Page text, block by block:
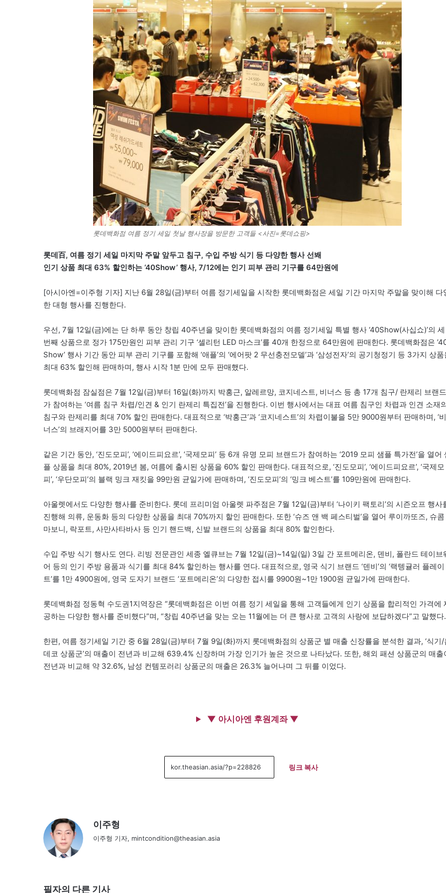
롯데백화점 여름 정기 세일 첫날 행사장을 방문한 고객들 <사진=롯데쇼핑>
롯데百, 여름 정기 세일 마지막 주말 앞두고 침구, 수입 주방 식기 등 다양한 행사 선봬
인기 상품 최대 63% 할인하는 ‘40Show’ 행사, 7/12에는 인기 피부 관리 기구를 64만원에
[아시아엔=이주형 기자] 지난 6월 28일(금)부터 여름 정기세일을 시작한 롯데백화점은 세일 기간 마지막 주말을 맞이해 다
한 대형 행사를 진행한다.
우선, 7월 12일(금)에는 단 하루 동안 창립 40주년을 맞이한 롯데백화점의 여름 정기세일 특별 행사 ‘40Show(사십쇼)’의 세
번째 상품으로 정가 175만원인 피부 관리 기구 ‘셀리턴 LED 마스크’를 40개 한정으로 64만원에 판매한다. 롯데백화점은
Show’ 행사 기간 동안 피부 관리 기구를 포함해 ‘애플’의 ‘에어팟 2 무선충전모델’과 ‘삼성전자’의 공기청정기 등 3가지 상품
최대 63% 할인해 판매하며, 행사 시작 1분 만에 모두 판매했다.
롯데백화점 잠실점은 7월 12일(금)부터 16일(화)까지 박홍근, 알레르망, 코지네스트, 비너스 등 총 17개 침구/ 란제리 브랜드
가 참여하는 ‘여름 침구 차렵/인견 & 인기 란제리 특집전’을 진행한다. 이번 행사에서는 대표 여름 침구인 차렵과 인견 소재
침구와 란제리를 최대 70% 할인 판매한다. 대표적으로 ‘박홍근’과 ‘코지네스트’의 차렵이불을 5만 9000원부터 판매하며, ‘비
너스’의 브래지어를 3만 5000원부터 판매한다.
같은 기간 동안, ‘진도모피’, ‘에이드피요르’, ‘국제모피’ 등 6개 유명 모피 브랜드가 참여하는 ‘2019 모피 샘플 특가전’을 열어
플 상품을 최대 80%, 2019년 봄, 여름에 출시된 상품을 60% 할인 판매한다. 대표적으로, ‘진도모피’, ‘에이드피요르’, ‘국제모
피’, ‘우단모피’의 블랙 밍크 재킷을 99만원 균일가에 판매하며, ‘진도모피’의 ‘밍크 베스트’를 109만원에 판매한다.
아울렛에서도 다양한 행사를 준비한다. 롯데 프리미엄 아울렛 파주점은 7월 12일(금)부터 ‘나이키 팩토리’의 시즌오프 행사
진행해 의류, 운동화 등의 다양한 상품을 최대 70%까지 할인 판매한다. 또한 ‘슈즈 앤 백 페스티벌’을 열어 루이까또즈, 슈콤
마보니, 락포트, 사만사타바사 등 인기 핸드백, 신발 브랜드의 상품을 최대 80% 할인한다.
수입 주방 식기 행사도 연다. 리빙 전문관인 세종 엘큐브는 7월 12일(금)~14일(일) 3일 간 포트메리온, 덴비, 폴란드 테이브
어 등의 인기 주방 용품과 식기를 최대 84% 할인하는 행사를 연다. 대표적으로, 영국 식기 브랜드 ‘덴비’의 ‘랙텡귤러 플레이
트’를 1만 4900원에, 영국 도자기 브랜드 ‘포트메리온’의 다양한 접시를 9900원~1만 1900원 균일가에 판매한다.
롯데백화점 정동혁 수도권1지역장은 “롯데백화점은 이번 여름 정기 세일을 통해 고객들에게 인기 상품을 합리적인 가격에
공하는 다양한 행사를 준비했다”며, “창립 40주년을 맞는 오는 11월에는 더 큰 행사로 고객의 사랑에 보답하겠다”고 말했다.
한편, 여름 정기세일 기간 중 6월 28일(금)부터 7월 9일(화)까지 롯데백화점의 상품군 별 매출 신장률을 분석한 결과, ‘식기/
데코 상품군’의 매출이 전년과 비교해 639.4% 신장하며 가장 인기가 높은 것으로 나타났다. 또한, 해외 패션 상품군의 매출
전년과 비교해 약 32.6%, 남성 컨템포러리 상품군의 매출은 26.3% 늘어나며 그 뒤를 이었다.
▼ 아시아엔 후원계좌 ▼
링크 복사
이주형
이주형 기자, mintcondition@theasian.asia
필자의 다른 기사